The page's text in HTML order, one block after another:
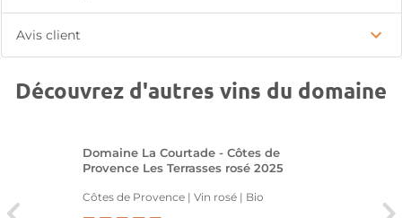
Avis client
Découvrez d'autres vins du domaine
Domaine La Courtade - Côtes de
Provence Les Terrasses rosé 2025
Côtes de Provence | Vin rosé| Bio